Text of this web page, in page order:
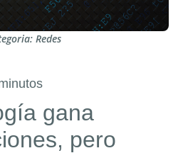
Redes
gana
pero